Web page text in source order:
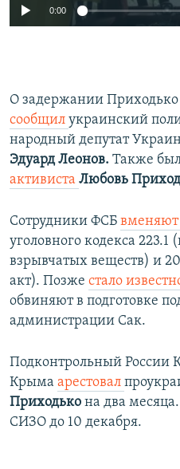
0:00
О задержании Приходько
сообщил украинский
народный депутат
Эдуард Леонов. Также
активиста Любовь
Сотрудники ФСБ вменяют
уголовного кодекса 223.1
взрывчатых веществ) и
акт).​ Позже стало
обвиняют в подготовке
администрации Сак.
Подконтрольный России
Крыма арестовал
Приходько на два
СИЗО до 10 декабря.